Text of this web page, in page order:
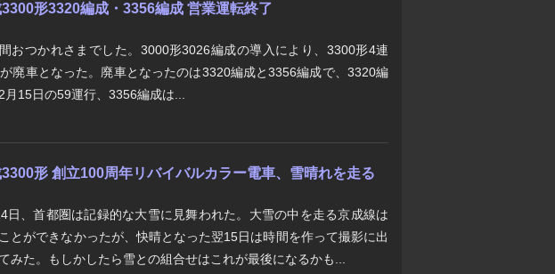
形3320編成・3356編成 営業運転終了
おつかれさまでした。3000形3026編成の導入により、3300形4連
廃車となった。廃車となったのは3320編成と3356編成で、3320編
月15日の59運行、3356編成は...
形 創立100周年リバイバルカラー電車、雪晴れを走る
日、首都圏は記録的な大雪に見舞われた。大雪の中を走る京成線は
とができなかったが、快晴となった翌15日は時間を作って撮影に出
みた。もしかしたら雪との組合せはこれが最後になるかも...